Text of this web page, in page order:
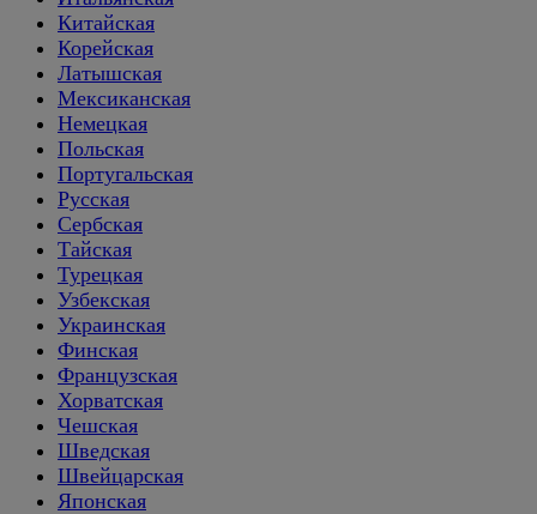
Китайская
Корейская
Латышская
Мексиканская
Немецкая
Польская
Португальская
Русская
Сербская
Тайская
Турецкая
Узбекская
Украинская
Финская
Французская
Хорватская
Чешская
Шведская
Швейцарская
Японская